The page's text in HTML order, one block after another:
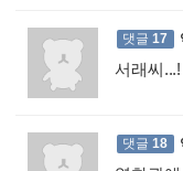
댓글 17
서래씨
댓글 18